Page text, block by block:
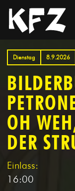
Dienstag 8.9.2026
OH
DER
Einlass:
16:00